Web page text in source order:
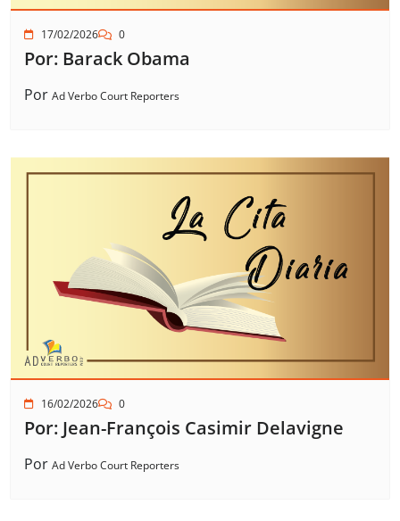
17/02/2026 0
Por: Barack Obama
Por Ad Verbo Court Reporters
16/02/2026 0
Por: Jean-François Casimir Delavigne
Por Ad Verbo Court Reporters